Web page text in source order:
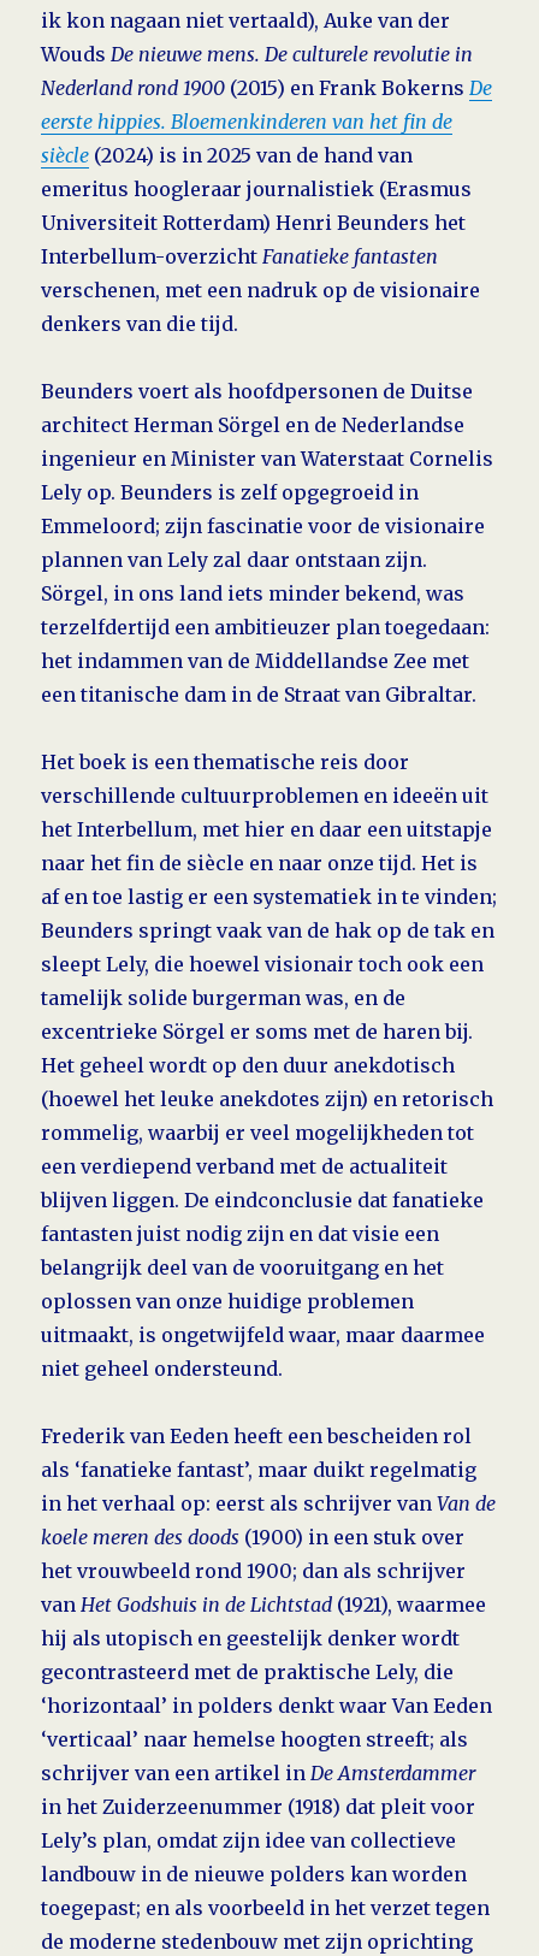
ik kon nagaan niet vertaald), Auke van der
Wouds De nieuwe mens. De culturele revolutie in
Nederland rond 1900 (2015) en Frank Bokerns De
eerste hippies. Bloemen­kinderen van het fin de
siècle (2024) is in 2025 van de hand van
emeritus hoogleraar journalistiek (Erasmus
Universiteit Rotterdam) Henri Beunders het
Inter­bellum-overzicht Fanatieke fantasten
verschenen, met een nadruk op de visionaire
denkers van die tijd.
Beunders voert als hoofdpersonen de Duitse
architect Herman Sörgel en de Nederlandse
ingenieur en Minister van Waterstaat Cornelis
Lely op. Beunders is zelf opgegroeid in
Emmeloord; zijn fascinatie voor de visionaire
plannen van Lely zal daar ontstaan zijn.
Sörgel, in ons land iets minder bekend, was
terzelfdertijd een ambitieuzer plan toegedaan:
het indammen van de Middellandse Zee met
een titanische dam in de Straat van Gibraltar.
Het boek is een thematische reis door
verschillende cultuurproble­men en ideeën uit
het Interbellum, met hier en daar een uitstapje
naar het fin de siècle en naar onze tijd. Het is
af en toe lastig er een systematiek in te vinden;
Beunders springt vaak van de hak op de tak en
sleept Lely, die hoewel visionair toch ook een
tamelijk solide burger­man was, en de
excentrieke Sörgel er soms met de haren bij.
Het geheel wordt op den duur anekdotisch
(hoewel het leuke anekdotes zijn) en retorisch
rom­me­lig, waarbij er veel mogelijk­heden tot
een verdiepend verband met de actualiteit
blijven liggen. De eindconclusie dat fanatieke
fantasten juist nodig zijn en dat visie een
belangrijk deel van de vooruitgang en het
oplossen van onze huidige problemen
uitmaakt, is ongetwijfeld waar, maar daarmee
niet geheel ondersteund.
Frederik van Eeden heeft een bescheiden rol
als ‘fanatieke fantast’, maar duikt regelmatig
in het verhaal op: eerst als schrijver vanVan de
koele meren des doods (1900) in een stuk over
het vrouwbeeld rond 1900; dan als schrijver
van Het Godshuis in de Lichtstad (1921), waarmee
hij als utopisch en geestelijk denker wordt
gecontrasteerd met de praktische Lely, die
‘horizontaal’ in polders denkt waar Van Eeden
‘verticaal’ naar hemelse hoogten streeft; als
schrij­ver van een artikel in De Amster­dammer
in het Zuiderzeenummer (1918) dat pleit voor
Lely’s plan, omdat zijn idee van collectieve
landbouw in de nieuwe polders kan worden
toegepast; en als voorbeeld in het verzet tegen
de moderne stedenbouw met zijn oprichting